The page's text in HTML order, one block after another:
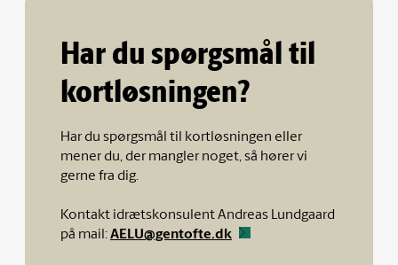
Har du spørgsmål til
kortløsningen?
Har du spørgsmål til kortløsningen eller
mener du, der mangler noget, så hører vi
gerne fra dig.
Kontakt idrætskonsulent Andreas Lundgaard
på mail:AELU@gentofte.dk